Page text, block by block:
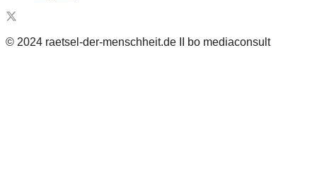
© 2024 raetsel-der-menschheit.de II bo mediaconsult